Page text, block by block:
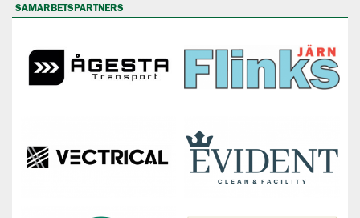
SAMARBETSPARTNERS